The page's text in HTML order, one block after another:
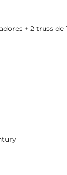
+ 2 truss de